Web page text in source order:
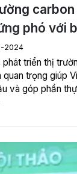
carbon
phó với
2024
phát triển thị
trọng giúp
và góp phần